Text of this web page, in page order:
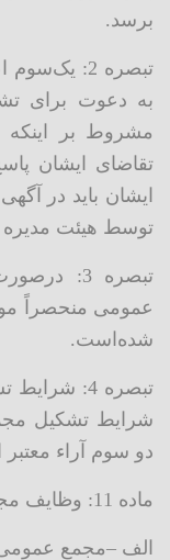
برسد.
تبصره 2:
به دعوت برای
مشروط بر اینکه
تقاضای ایشان
ایشان باید در
توسط هیئت مدیره
تبصره 3:
عمومی منحصراً
شده‌است.
تبصره 4:
شرایط تشکیل
دو سوم آراء
ماده 11: وظایف مجامع عمومی.
الف –مجمع